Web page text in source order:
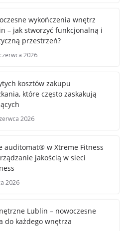
wykończenia wnętrz
– jak stworzyć funkcjonalną i
przestrzeń?
2026
kosztów zakupu
które często zaskakują
2026
auditomat® w Xtreme Fitness
jakością w sieci
2026
Lublin – nowoczesne
do każdego wnętrza